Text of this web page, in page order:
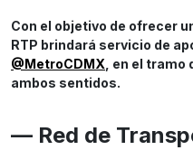
Con el objetivo de ofrecer
RTP brindará servicio de
@MetroCDMX, en el tramo
ambos sentidos.
— Red de